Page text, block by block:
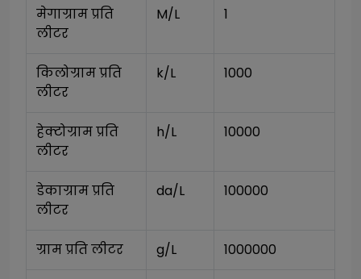
मेगाग्राम प्रति
लीटर
M/L 1
किलोग्राम प्रति
लीटर
k/L 1000
हेक्टोग्राम प्रति
लीटर
h/L 10000
डेकाग्राम प्रति
लीटर
da/L 100000
ग्राम प्रति लीटर g/L 1000000